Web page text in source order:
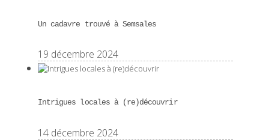
Un cadavre trouvé à Semsales
19 décembre 2024
Intrigues locales à (re)découvrir
14 décembre 2024